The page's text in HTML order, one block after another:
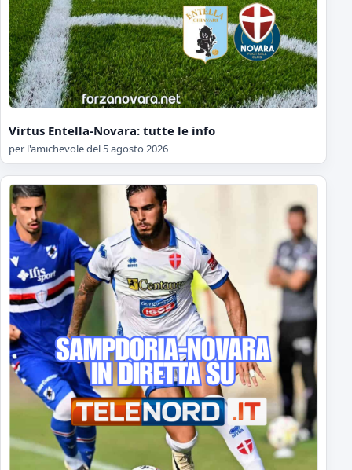
Virtus Entella-Novara: tutte le info
per l'amichevole del 5 agosto 2026